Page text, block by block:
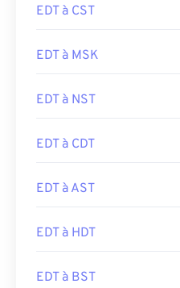
EDT à CST
EDT à MSK
EDT à NST
EDT à CDT
EDT à AST
EDT à HDT
EDT à BST